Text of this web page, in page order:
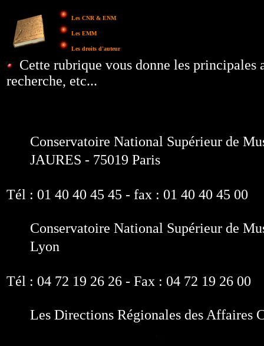
Les CNR & ENM
Les EMM
Les droits d'auteur
Cette rubrique vous donne les principales
recherche, etc...
Conservatoire National Supérieur de
JAURES - 75019 Paris
Tél : 01 40 40 45 45 - fax : 01 40 40 45 00
Conservatoire National Supérieur de
Lyon
Tél : 04 72 19 26 26 - Fax : 04 72 19 26 00
Les Directions Régionales des Affaires